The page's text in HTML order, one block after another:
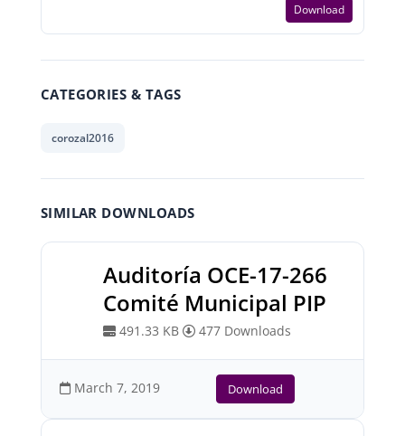
Download
CATEGORIES & TAGS
corozal2016
SIMILAR DOWNLOADS
Auditoría OCE-17-266
Comité Municipal PIP
491.33 KB 477 Downloads
March 7, 2019 Download